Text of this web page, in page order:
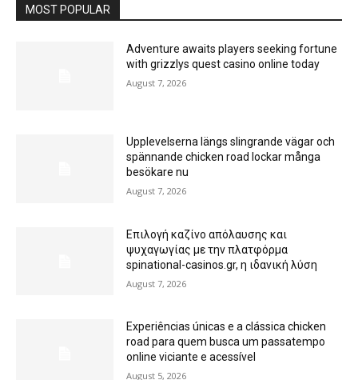
MOST POPULAR
Adventure awaits players seeking fortune
with grizzlys quest casino online today
August 7, 2026
Upplevelserna längs slingrande vägar och
spännande chicken road lockar många
besökare nu
August 7, 2026
Επιλογή καζίνο απόλαυσης και
ψυχαγωγίας με την πλατφόρμα
spinational-casinos.gr, η ιδανική λύση
August 7, 2026
Experiências únicas e a clássica chicken
road para quem busca um passatempo
online viciante e acessível
August 5, 2026